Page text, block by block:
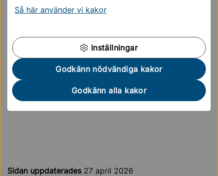
Så här använder vi kakor
Inställningar
Godkänn nödvändiga kakor
Godkänn alla kakor
Fredag 1/5 - ledigt, ingen undervisning
Fredag 8/5 - ledigt, ingen undervisning
Sista verksamhetsdag är 6 juni med firande i
Edsbergsparken!
Övrig info får du av din lärare!
Sidan uppdaterades 27 april 2026